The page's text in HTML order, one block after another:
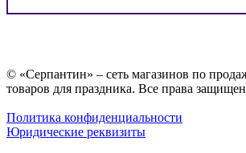
© «Серпантин» – сеть магазинов по
товаров для праздника. Все права
Политика конфиденциальности
Юридические реквизиты